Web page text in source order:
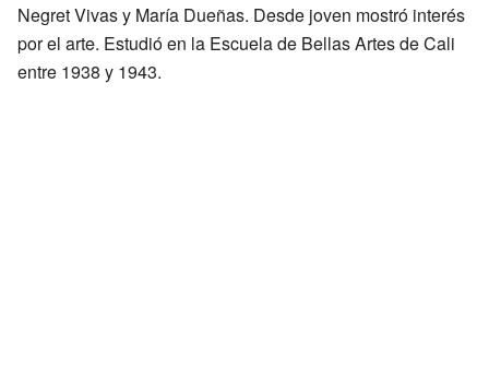
Negret Vivas y María Dueñas. Desde joven mostró interés
por el arte. Estudió en la Escuela de Bellas Artes de Cali
entre 1938 y 1943.